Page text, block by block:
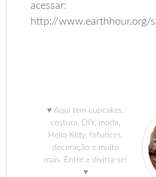
acessar:
http://www.earthhour.org/
♥ Aqui tem cupcakes,
costura, DIY, moda,
Hello Kitty, fofurices,
decoração e muito
mais. Entre e divirta-se!
♥